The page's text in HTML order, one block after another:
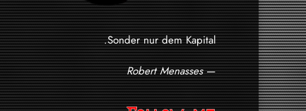
Sonder nur dem Kapital.
—
Robert Menasses